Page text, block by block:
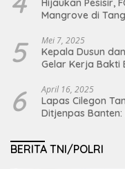
Hijaukan Pesisir,
Mangrove di
5 Mei 7, 2025
Kepala Dusun
Gelar Kerja Bakti
6 April 16, 2025
Lapas Cilegon
Ditjenpas
BERITA TNI/POLRI